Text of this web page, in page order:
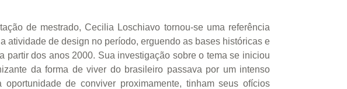
de mestrado, Cecilia Loschiavo tornou-se uma referência
atividade de design no período, erguendo as bases históricas e
dos anos 2000. Sua investigação sobre o tema se iniciou
da forma de viver do brasileiro passava por um intenso
de conviver proximamente, tinham seus ofícios